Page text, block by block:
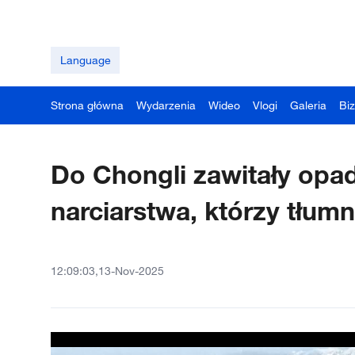
Language
Strona główna Wydarzenia Wideo Vlogi Galeria
Do Chongli zawitały
narciarstwa, którzy
12:09:03,13-Nov-2025